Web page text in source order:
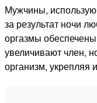
Мужчины,
за результат ночи
оргазмы
увеличивают член,
организм, укрепляя